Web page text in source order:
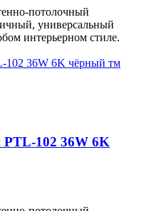
потолочный
универсальный
интерьерном стиле.
PTL-102 36W 6K